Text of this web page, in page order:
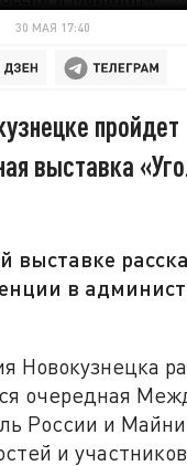
30 МАЯ 17:40
пройдет
выставка
выставке
в
Новокузнецка
очередная
России и
и